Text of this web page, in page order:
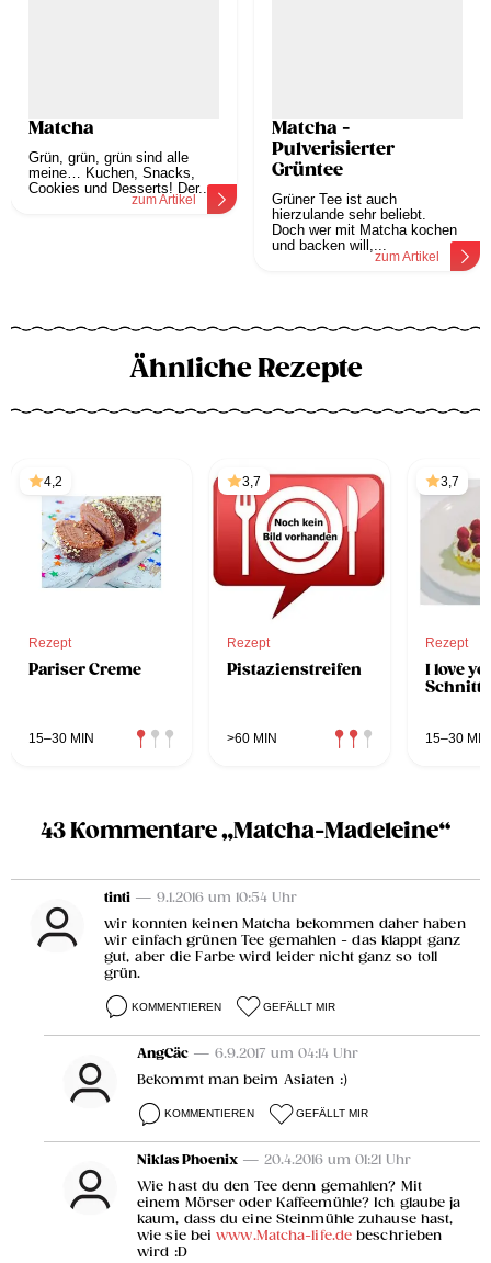
Matcha
Grün, grün, grün sind alle
meine… Kuchen, Snacks,
Cookies und Desserts! Der...
zum Artikel
Matcha -
Pulverisierter
Grüntee
Grüner Tee ist auch
hierzulande sehr beliebt.
Doch wer mit Matcha kochen
und backen will,...
zum Artikel
Ähnliche Rezepte
4,2
Rezept
Pariser Creme
15–30 MIN
3,7
Rezept
Pistazienstreifen
>60 MIN
3,7
Rezept
I love
15–30 MIN
43 Kommentare „Matcha-Madeleine“
tinti — 9.1.2016 um 10:54 Uhr
wir konnten keinen Matcha bekommen daher haben
wir einfach grünen Tee gemahlen - das klappt ganz
gut, aber die Farbe wird leider nicht ganz so toll
grün.
KOMMENTIEREN GEFÄLLT MIR
AngCäc — 6.9.2017 um 04:14 Uhr
Bekommt man beim Asiaten :)
KOMMENTIEREN GEFÄLLT MIR
Niklas Phoenix — 20.4.2016 um 01:21 Uhr
Wie hast du den Tee denn gemahlen? Mit
einem Mörser oder Kaffeemühle? Ich glaube ja
kaum, dass du eine Steinmühle zuhause hast,
wie sie beiwww.Matcha-life.de beschrieben
wird :D